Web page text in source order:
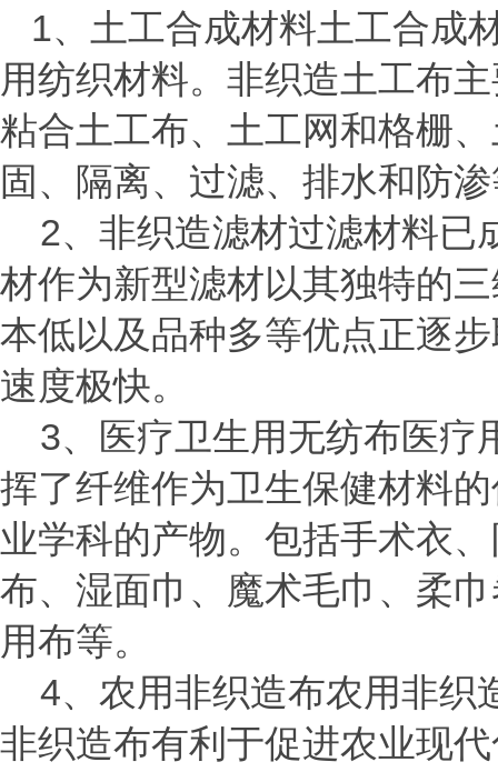
1、土工合成材料土工合成
用纺织材料。非织造土工布
粘合土工布、土工网和格栅
固、隔离、过滤、排水和防
2、非织造滤材过滤材料已
材作为新型滤材以其独特的
本低以及品种多等优点正逐
速度极快。
3、医疗卫生用无纺布医疗
挥了纤维作为卫生保健材料
业学科的产物。包括手术衣
布、湿面巾、魔术毛巾、柔
用布等。
4、农用非织造布农用非织
非织造布有利于促进农业现